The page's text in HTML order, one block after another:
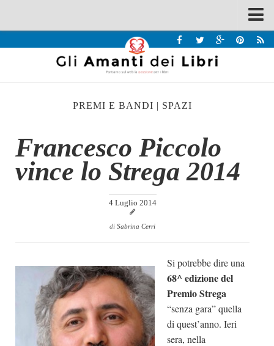
Recensioni
Interviste & Incontri
Chi siamo
Contatti
Chi siamo
Dicono di Noi
Rassegna Stampa
Archivio
PREMI E BANDI | SPAZI
Francesco Piccolo
vince lo Strega 2014
4 Luglio 2014
di Sabrina Cerri
Si potrebbe dire una
68^ edizione del
Premio Strega
“senza gara” quella
di quest’anno. Ieri
sera, nella